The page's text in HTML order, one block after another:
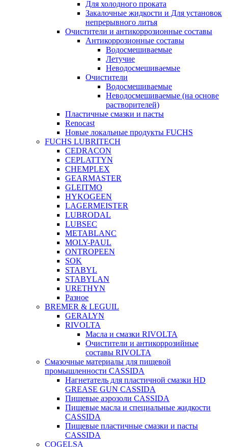
Для холодного проката
Закалочные жидкости и Для установок
непрерывного литья
Очистители и антикоррозионные составы
Антикоррозионные составы
Водосмешиваемые
Летучие
Неводосмешиваемые
Очистители
Водосмешиваемые
Неводосмешиваемые (на основе
растворителей)
Пластичные смазки и пасты
Renocast
Новые локальные продукты FUCHS
FUCHS LUBRITECH
CEDRACON
CEPLATTYN
CHEMPLEX
GEARMASTER
GLEITMO
HYKOGEEN
LAGERMEISTER
LUBRODAL
LUBSEC
METABLANC
MOLY-PAUL
ONTROPEEN
SOK
STABYL
STABYLAN
URETHYN
Разное
BREMER & LEGUIL
GERALYN
RIVOLTA
Масла и смазки RIVOLTA
Очистители и антикоррозийные
составы RIVOLTA
Смазочные материалы для пищевой
промышленности CASSIDA
Нагнетатель для пластичной смазки HD
GREASE GUN CASSIDA
Пищевые аэрозоли CASSIDA
Пищевые масла и специальные жидкости
CASSIDA
Пищевые пластичные смазки и пасты
CASSIDA
COGELSA